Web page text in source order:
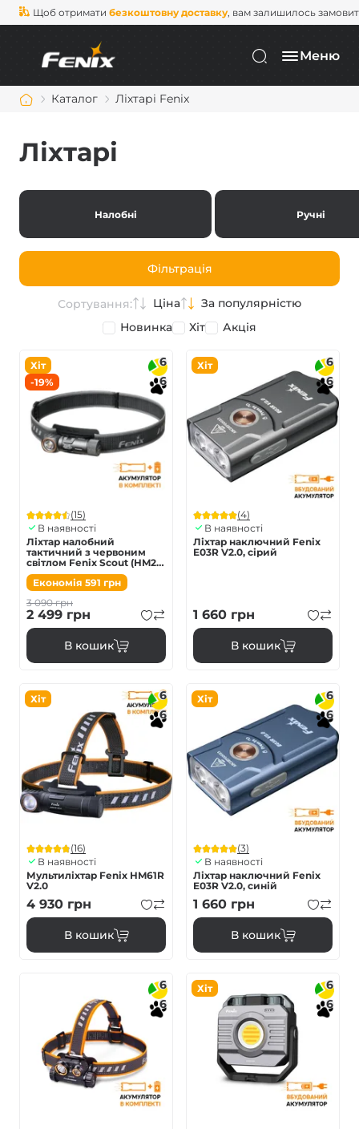
Щоб отримати безкоштовну доставку, вам залишилось
Меню
Каталог Ліхтарі Fenix
Ліхтарі
Налобні Ручні
Фільтрація
Сортування: Ціна
За популярністю
Новинка
Хіт Акція
Хіт
-19%
6
6
(15)
В наявності
Ліхтар налобний
тактичний з червоним
світлом Fenix Scout (HM23
V2.0) | Лімітована серія
Економія 591 грн
3 090грн
2 499 грн
В кошик
Хіт
6
6
(4)
В наявності
Ліхтар наключний Fenix
E03R V2.0, сірий
1 660 грн
В кошик
Хіт
6
6
(16)
В наявності
Мультиліхтар Fenix HM61R
V2.0
4 930 грн
В кошик
Хіт
6
6
(3)
В наявності
Ліхтар наключний Fenix
E03R V2.0, синій
1 660 грн
В кошик
6
6
Хіт
6
6